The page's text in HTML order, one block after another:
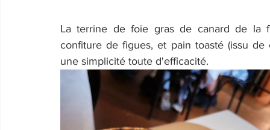
La terrine de foie gras de canard de la
confiture de figues, et pain toasté (issu
une simplicité toute d'efficacité.